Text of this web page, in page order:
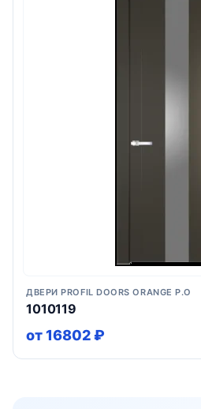
ДВЕРИ PROFIL DOORS ORANGE P.O
1010119
от 16802 ₽